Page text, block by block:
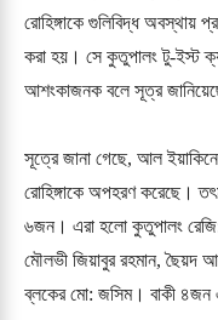
রোহিঙ্গাকে গুলিবিদ্ধ অবস্থায়
করা হয়। সে কুতুপালং টু-ইস্ট
আশংকাজনক বলে সূত্র
সূত্রে জানা গেছে, আল
রোহিঙ্গাকে অপহরণ করেছে।
৬জন। এরা হলো কুতুপালং
মৌলভী জিয়াবুর রহমান,
ব্লকের মো: জসিম। বাকী ৪জন